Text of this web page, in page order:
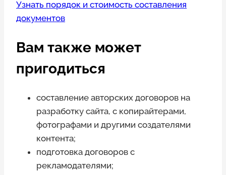
Узнать порядок и стоимость составления
документов
Вам также может
пригодиться
составление авторских договоров на
разработку сайта, с копирайтерами,
фотографами и другими создателями
контента;
подготовка договоров с
рекламодателями;